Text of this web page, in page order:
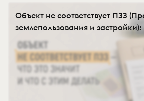
Объект не соответствует ПЗЗ
землепользования и